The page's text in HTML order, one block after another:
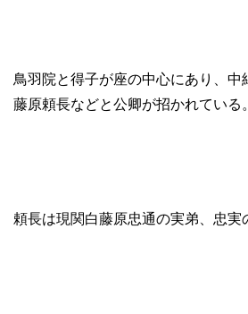
鳥羽院と得子が座の中心にあり、中
藤原頼長などと公卿が招かれている。
頼長は現関白藤原忠通の実弟、忠実